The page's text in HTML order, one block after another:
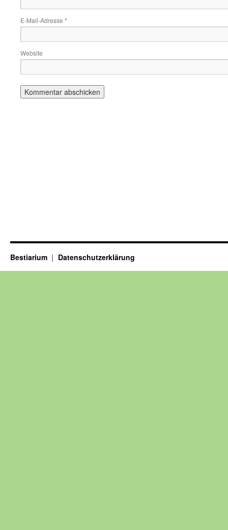
E-Mail-Adresse *
Website
Bestiarium Datenschutzerklärung